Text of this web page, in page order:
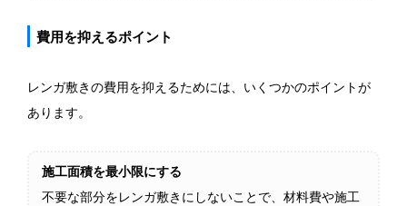
費用を抑えるポイント
レンガ敷きの費用を抑えるためには、いくつかのポイントが
あります。
施工面積を最小限にする
不要な部分をレンガ敷きにしないことで、材料費や施工